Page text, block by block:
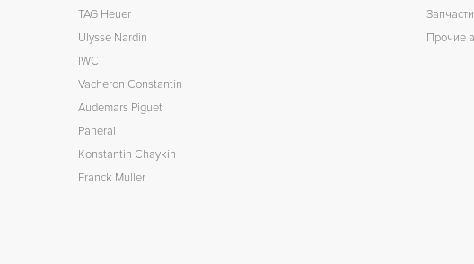
TAG Heuer
Ulysse Nardin
IWC
Vacheron Constantin
Audemars Piguet
Panerai
Konstantin Chaykin
Franck Muller
Запчасти
Прочие